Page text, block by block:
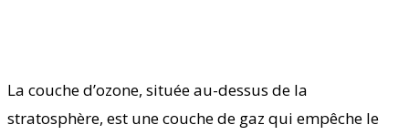
La couche d’ozone, située au-dessus de la
stratosphère, est une couche de gaz qui empêche le